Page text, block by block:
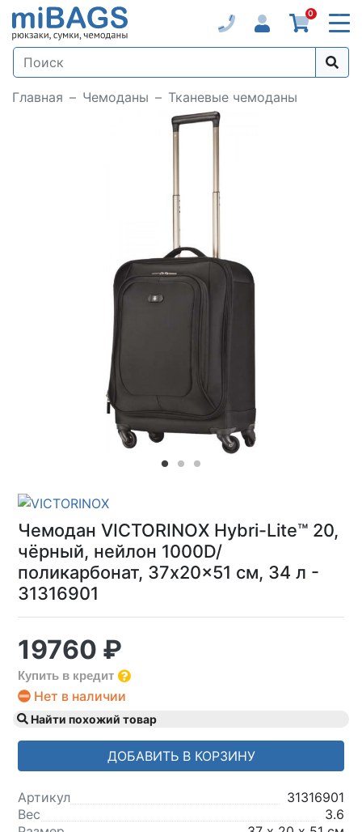
0
Главная Чемоданы Тканевые чемоданы
Чемодан VICTORINOX Hybri-Lite™ 20,
чёрный, нейлон 1000D/
поликарбонат, 37x20x51 см, 34 л -
31316901
19760 ₽
Купить в кредит
Нет в наличии
Найти похожий товар
ДОБАВИТЬ В КОРЗИНУ
Артикул
31316901
Вес
3.6